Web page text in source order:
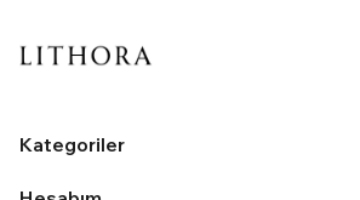
Kategoriler